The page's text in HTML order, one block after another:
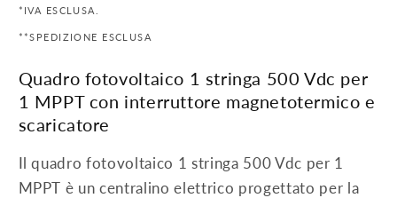
listino
*IVA ESCLUSA.
**SPEDIZIONE ESCLUSA
Quadro fotovoltaico 1 stringa 500 Vdc per
1 MPPT con interruttore magnetotermico e
scaricatore
Il quadro fotovoltaico 1 stringa 500 Vdc per 1
MPPT è un centralino elettrico progettato per la